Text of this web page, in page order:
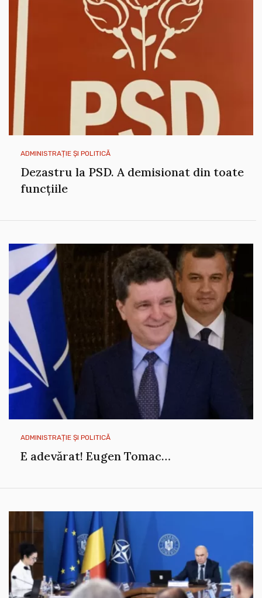
ADMINISTRAȚIE ȘI POLITICĂ
Dezastru la PSD. A demisionat din toate
funcțiile
ADMINISTRAȚIE ȘI POLITICĂ
E adevărat! Eugen Tomac…